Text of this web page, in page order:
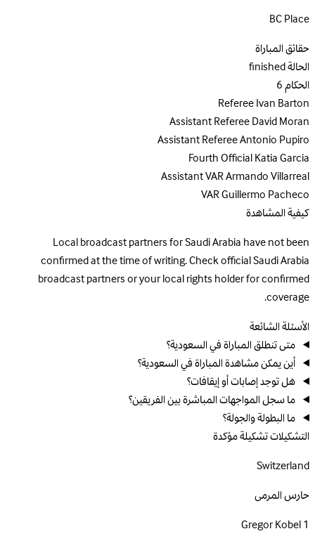
BC Place
حقائق المباراة
الحالةfinished
الحكام6
RefereeIvan Barton
Assistant RefereeDavid Moran
Assistant RefereeAntonio Pupiro
Fourth OfficialKatia Garcia
Assistant VARArmando Villarreal
VARGuillermo Pacheco
كيفية المشاهدة
Local broadcast partners for Saudi Arabia have not been
confirmed at the time of writing. Check official Saudi Arabia
broadcast partners or your local rights holder for confirmed
coverage.
الأسئلة الشائعة
متى تنطلق المباراة في السعودية؟
أين يمكن مشاهدة المباراة في السعودية؟
هل توجد إصابات أو إيقافات؟
ما سجل المواجهات المباشرة بين الفريقين؟
ما البطولة والجولة؟
التشكيلاتتشكيلة مؤكدة
Switzerland
حارس المرمى
1
Gregor Kobel